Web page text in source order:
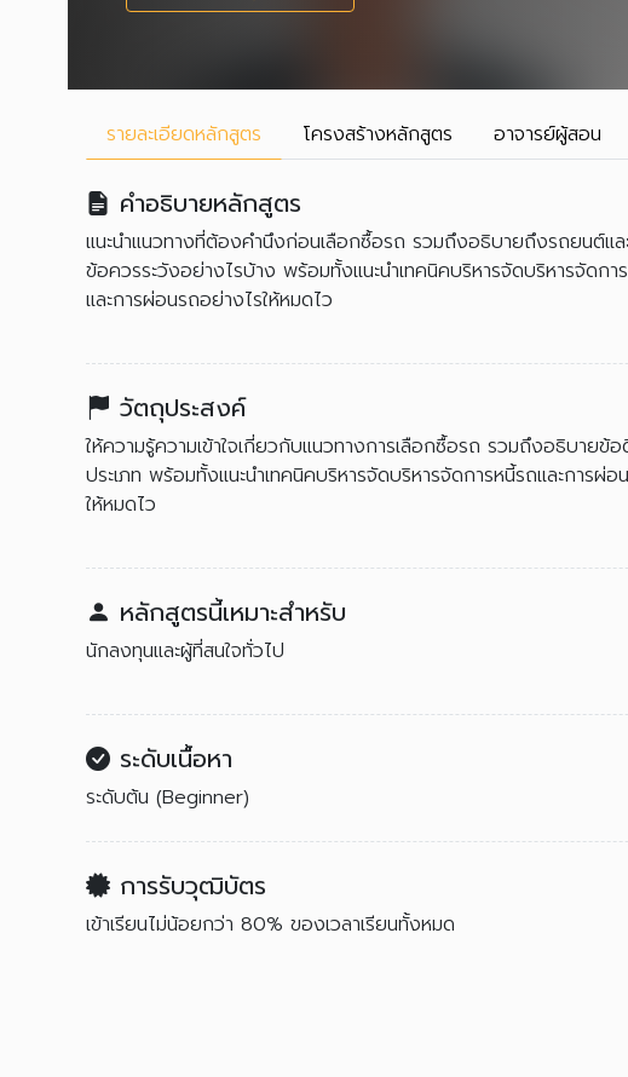
รายละเอียดหลักสูตร โครงสร้างหลักสูตร อาจารย์ผู้สอน
คำอธิบายหลักสูตร
แนะนำแนวทางที่ต้องคำนึงก่อนเลือกซื้อรถ รวมถึงอธิบายถึงรถยนต์แล
ข้อควรระวังอย่างไรบ้าง พร้อมทั้งแนะนำเทคนิคบริหารจัดบริหารจัดกา
และการผ่อนรถอย่างไรให้หมดไว
วัตถุประสงค์
ให้ความรู้ความเข้าใจเกี่ยวกับแนวทางการเลือกซื้อรถ รวมถึงอธิบาย
ประเภท พร้อมทั้งแนะนำเทคนิคบริหารจัดบริหารจัดการหนี้รถและการผ่อ
ให้หมดไว
หลักสูตรนี้เหมาะสำหรับ
นักลงทุนและผู้ที่สนใจทั่วไป
ระดับเนื้อหา
ระดับต้น (Beginner)
การรับวุฒิบัตร
เข้าเรียนไม่น้อยกว่า 80% ของเวลาเรียนทั้งหมด